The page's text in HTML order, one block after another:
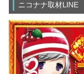
ニコナナ取材LINE